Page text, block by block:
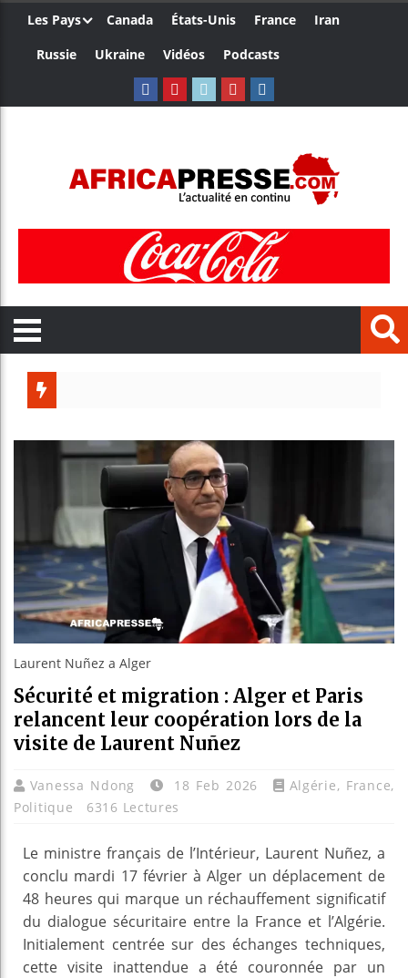
Les Pays Canada États-Unis France
Iran
Russie
Ukraine Vidéos Podcasts
Aliko
Laurent Nuñez a Alger
Sécurité et migration : Alger et Paris
relancent leur coopération lors de la
visite de Laurent Nuñez
Vanessa Ndong 18 Feb 2026 Algérie, France,
Politique
6316 Lectures
Le ministre français de l’Intérieur, Laurent Nuñez, a
conclu mardi 17 février à Alger un déplacement de
48 heures qui marque un réchauffement significatif
du dialogue sécuritaire entre la France et l’Algérie.
Initialement centrée sur des échanges techniques,
cette visite inattendue a été couronnée par un